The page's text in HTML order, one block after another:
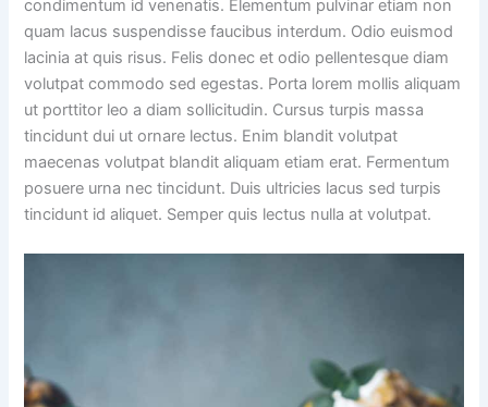
condimentum id venenatis. Elementum pulvinar etiam non
quam lacus suspendisse faucibus interdum. Odio euismod
lacinia at quis risus. Felis donec et odio pellentesque diam
volutpat commodo sed egestas. Porta lorem mollis aliquam
ut porttitor leo a diam sollicitudin. Cursus turpis massa
tincidunt dui ut ornare lectus. Enim blandit volutpat
maecenas volutpat blandit aliquam etiam erat. Fermentum
posuere urna nec tincidunt. Duis ultricies lacus sed turpis
tincidunt id aliquet. Semper quis lectus nulla at volutpat.